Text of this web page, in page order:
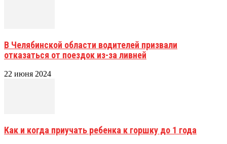
В Челябинской области водителей призвали
отказаться от поездок из-за ливней
22 июня 2024
Как и когда приучать ребенка к горшку до 1 года